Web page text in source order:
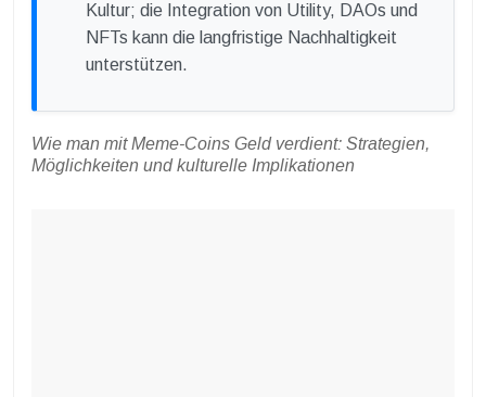
Kultur; die Integration von Utility, DAOs und
NFTs kann die langfristige Nachhaltigkeit
unterstützen.
Wie man mit Meme-Coins Geld verdient: Strategien,
Möglichkeiten und kulturelle Implikationen